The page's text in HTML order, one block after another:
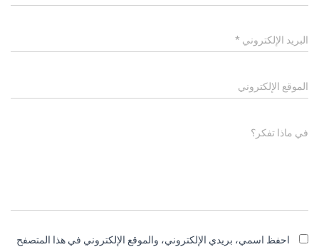
البريد الإلكتروني *
الموقع الإلكتروني
في ماذا تفكر؟
احفظ اسمي، بريدي الإلكتروني، والموقع الإلكتروني في هذا المتصفح